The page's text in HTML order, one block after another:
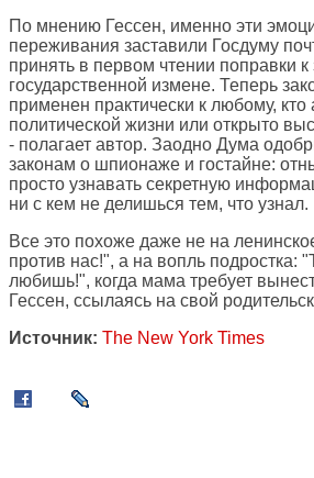
По мнению Гессен, именно эти
переживания заставили Госдуму
принять в первом чтении поправки к
государственной измене. Теперь
применен практически к любому, кто
политической жизни или открыто
- полагает автор. Заодно Дума
законам о шпионаже и гостайне:
просто узнавать секретную
ни с кем не делишься тем, что узнал.
Все это похоже даже не на
против нас!", а на вопль подростка:
любишь!", когда мама требует
Гессен, ссылаясь на свой
Источник: The New York Times